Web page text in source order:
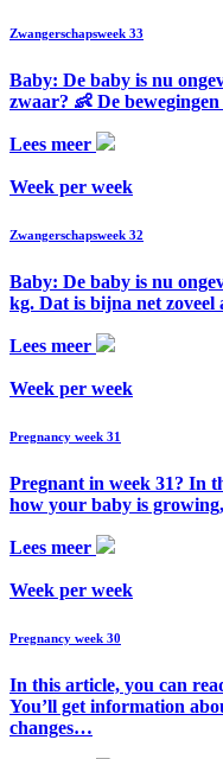
Zwangerschapsweek 33
Baby: De baby is nu
zwaar? 👶 De
Lees meer
Week per week
Zwangerschapsweek 32
Baby: De baby is nu
kg. Dat is bijna net
Lees meer
Week per week
Pregnancy week 31
Pregnant in week 31? In
how your baby is
Lees meer
Week per week
Pregnancy week 30
In this article, you can
You’ll get information
changes…